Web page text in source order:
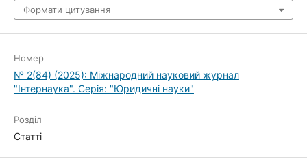
Формати цитування
Номер
№ 2(84) (2025): Міжнародний науковий журнал
"Інтернаука". Серія: "Юридичні науки"
Розділ
Статті